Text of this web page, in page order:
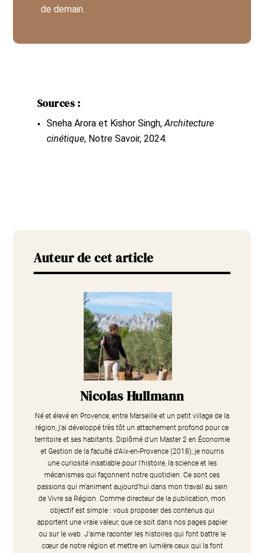
de demain.
Sources :
Sneha Arora et Kishor Singh,Architecture
cinétique, Notre Savoir, 2024.
Auteur de cet article
Nicolas Hullmann
Né et élevé en Provence, entre Marseille et un petit village de la
région, j'ai développé très tôt un attachement profond pour ce
territoire et ses habitants. Diplômé d'un Master 2 en Économie
et Gestion de la faculté d'Aix-en-Provence (2018), je nourris
une curiosité insatiable pour l'histoire, la science et les
mécanismes qui façonnent notre quotidien. Ce sont ces
passions qui m'animent aujourd'hui dans mon travail au sein
de Vivre sa Région. Comme directeur de la publication, mon
objectif est simple : vous proposer des contenus qui
apportent une vraie valeur, que ce soit dans nos pages papier
ou sur le web. J'aime raconter les histoires qui font battre le
cœur de notre région et mettre en lumière ceux qui la font